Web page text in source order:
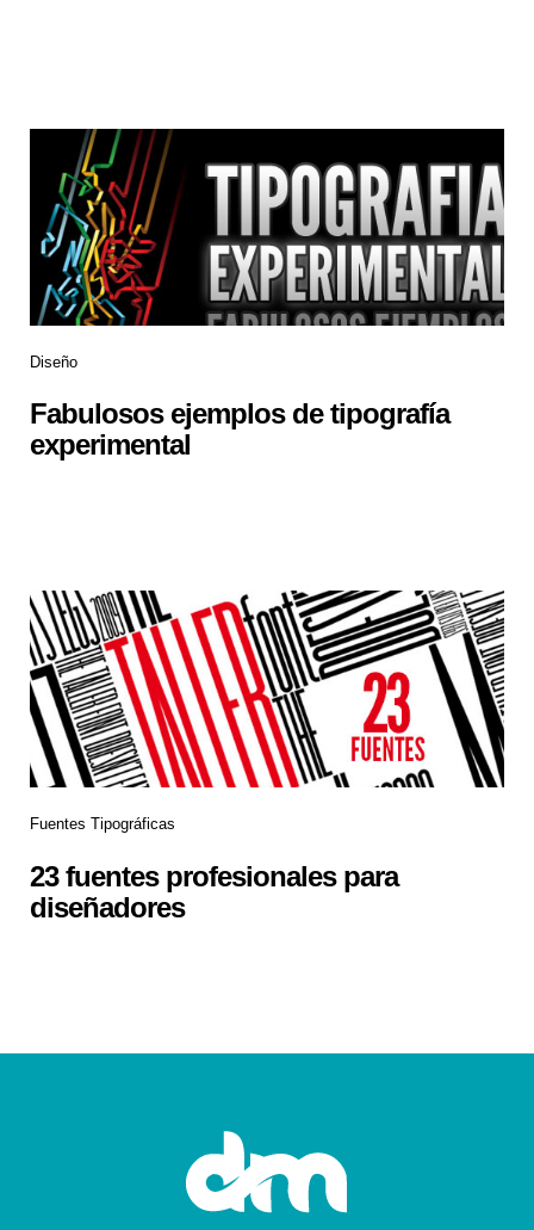
Diseño
Fabulosos ejemplos de tipografía
experimental
Fuentes Tipográficas
23 fuentes profesionales para
diseñadores